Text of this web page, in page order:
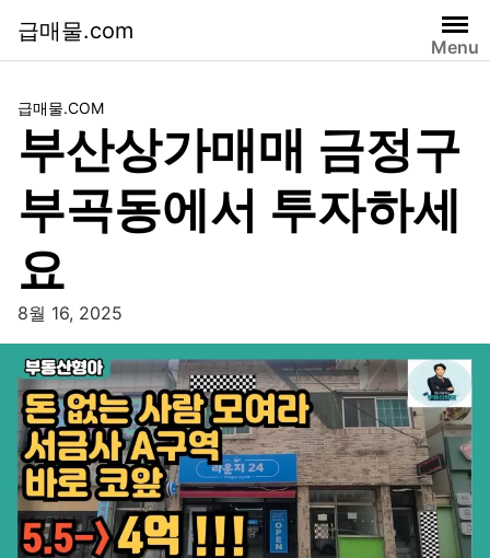
급매물.com
Menu
급매물.COM
부산상가매매 금정구
부곡동에서 투자하세
요
8월 16, 2025